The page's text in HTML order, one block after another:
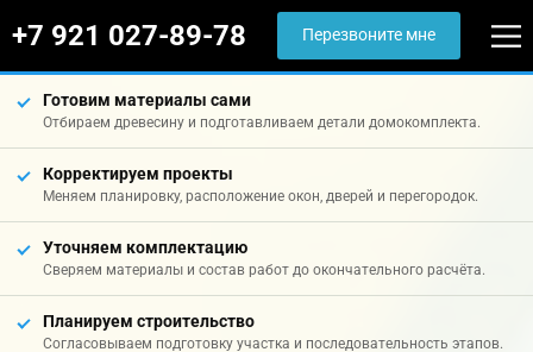
+7 921 027-89-78 Перезвоните мне
Готовим материалы сами
Отбираем древесину и подготавливаем детали домокомплекта.
Корректируем проекты
Меняем планировку, расположение окон, дверей и перегородок.
Уточняем комплектацию
Сверяем материалы и состав работ до окончательного расчёта.
Планируем строительство
Согласовываем подготовку участка и последовательность этапов.